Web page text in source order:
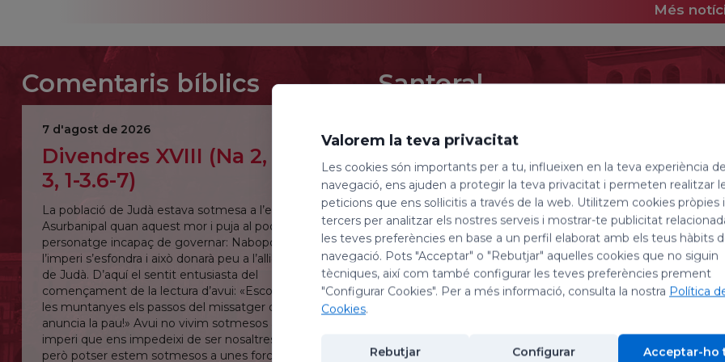
Més
Comentaris bíblics
7 d'agost de 2026
Divendres XVIII (Na 2, 1.3 –
3, 1-3.6-7)
La població de Judà estava sotmesa a l’emperador
Asurbanipal quan aquest mor i puja al poder un
personatge incapaç de governar: Nabopdasar;
l’imperi s’esfondra i això donarà peu a l’alliberament
de Judà. D’aquí el sentit entusiasta del
començament de la lectura d’avui: «Escolteu per
les muntanyes els passos del missatger que
anuncia la pau!» Avui no vivim sotmesos a un
imperi que ens impedeixi de ser nosaltres mateixos,
però potser estem sotmesos a unes forces que,
Santoral
Sant Albert de Sicília,
Avui, dia 7 d’agost, celebrem la festivitat de sant
seus companys màrtirs; i la de sant Gaietà,
Sant Albert de Sicília, religiós
També anomenat Albert de Trapani, va néixer a
convent del Carme que hi havia a prop, i més
Carmelità. Al llarg de la seva vida va convertir a
atribuir nombroses guaricions miraculoses. Fou
pregària. Va descansar en el Senyor segurament
Valorem la teva privacitat
Les cookies són importants per a tu, influeixen en la teva experiència de
navegació, ens ajuden a protegir la teva privacitat i permeten realitzar
peticions que ens sol·licitis a través de la web. Utilitzem cookies pròpies
tercers per analitzar els nostres serveis i mostrar-te publicitat
les teves preferències en base a un perfil elaborat amb els teus hàbits
navegació. Pots "Acceptar" o "Rebutjar" aquelles cookies que no siguin
tècniques, així com també configurar les teves preferències prement
"Configurar Cookies". Per a més informació, consulta la nostra Política
Cookies.
Rebutjar Configurar Acceptar-ho